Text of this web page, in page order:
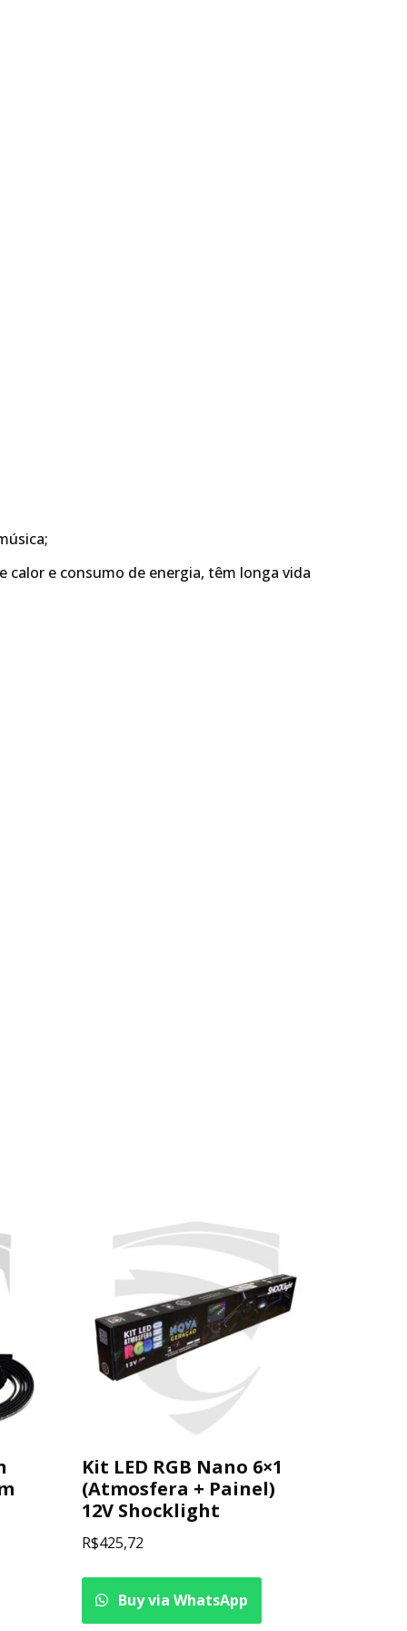
calor e consumo de energia, têm longa vida
Kit LED RGB Nano 6×1
(Atmosfera + Painel)
12V Shocklight
R$425,72
Buy via WhatsApp